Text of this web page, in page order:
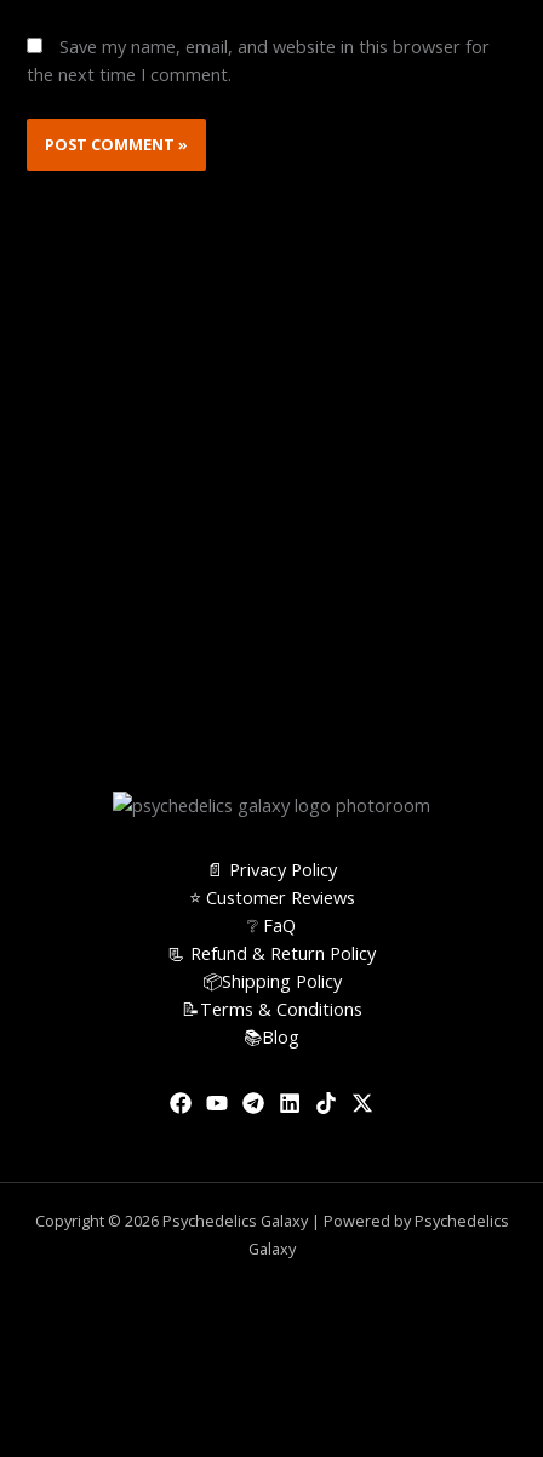
Save my name, email, and website in this browser for
the next time I comment.
📄 Privacy Policy
⭐️ Customer Reviews
❔ FaQ
📃 Refund & Return Policy
📦Shipping Policy
📝Terms & Conditions
📚Blog
Copyright © 2026 Psychedelics Galaxy | Powered by Psychedelics
Galaxy